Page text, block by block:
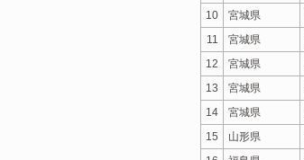
10
宮城県
11
宮城県
12
宮城県
13
宮城県
14
宮城県
15
山形県